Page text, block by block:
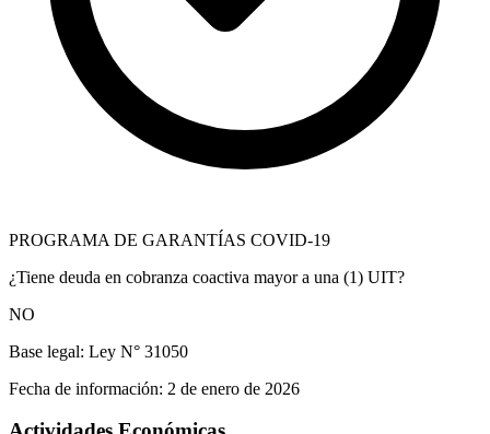
PROGRAMA DE GARANTÍAS COVID-19
¿Tiene deuda en cobranza coactiva mayor a una (1) UIT?
NO
Base legal: Ley N° 31050
Fecha de información: 2 de enero de 2026